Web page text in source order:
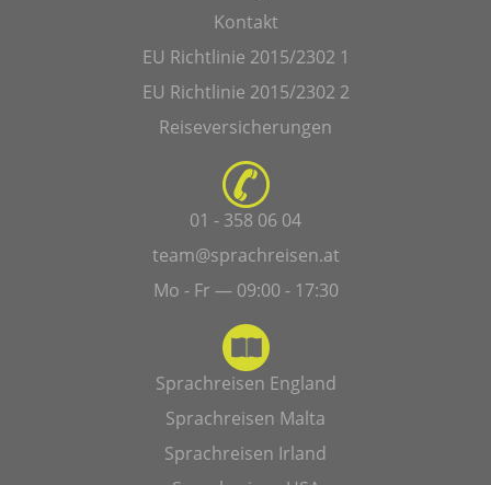
Kontakt
EU Richtlinie 2015/2302 1
EU Richtlinie 2015/2302 2
Reiseversicherungen
01 - 358 06 04
team@sprachreisen.at
Mo - Fr — 09:00 - 17:30
Sprachreisen England
Sprachreisen Malta
Sprachreisen Irland